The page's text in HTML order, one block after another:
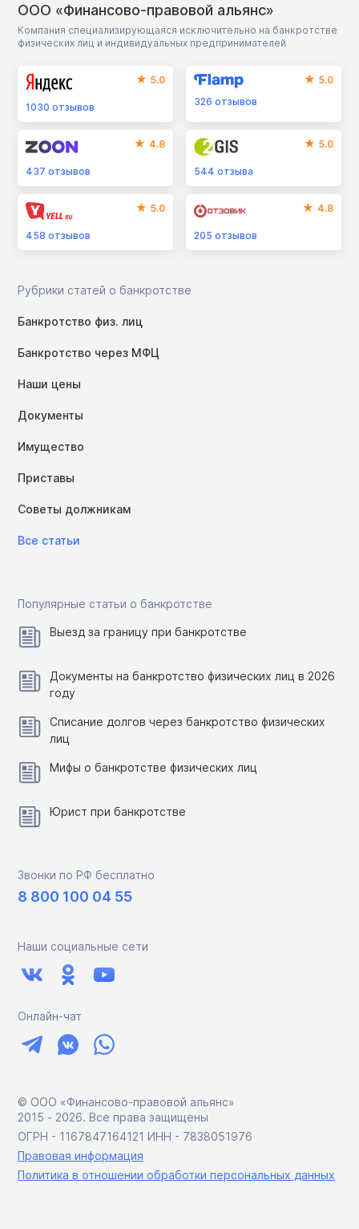
ООО «Финансово-правовой альянс»
Компания специализирующаяся исключительно на банкротстве
физических лиц и индивидуальных предпринимателей
5.0
1030 отзывов
5.0
326отзывов
4.8
437 отзывов
5.0
544отзыва
5.0
458 отзывов
4.8
205отзывов
Рубрики статей о банкротстве
Банкротство физ. лиц
Банкротство через МФЦ
Наши цены
Документы
Имущество
Приставы
Советы должникам
Все статьи
Популярные статьи о банкротстве
Выезд за границу при банкротстве
Документы на банкротство физических лиц в 2026
году
Списание долгов через банкротство физических
лиц
Мифы о банкротстве физических лиц
Юрист при банкротстве
Звонки по РФ бесплатно
8 800 100 04 55
Наши социальные сети
Онлайн-чат
© ООО «Финансово-правовой альянс»
2015 ‑ 2026. Все права защищены
ОГРН - 1167847164121 ИНН - 7838051976
Правовая информация
Политика в отношении обработки персональных данных